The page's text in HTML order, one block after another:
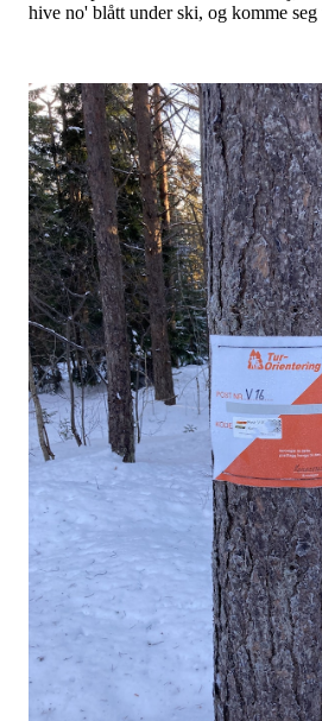
hive no' blått under ski, og komme seg